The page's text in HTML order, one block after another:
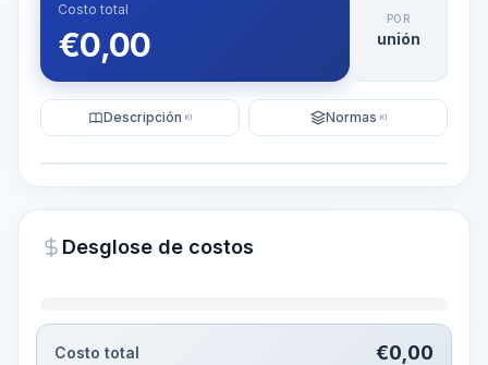
~15-30 Sek.
Costo total
€0,00
POR
unión
Descripción KI Normas KI
Desglose de costos
Costo total €0,00